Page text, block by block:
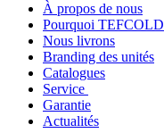
À propos de nous
Pourquoi TEFCOLD
Nous livrons
Branding des unités
Catalogues
Service
Garantie
Actualités